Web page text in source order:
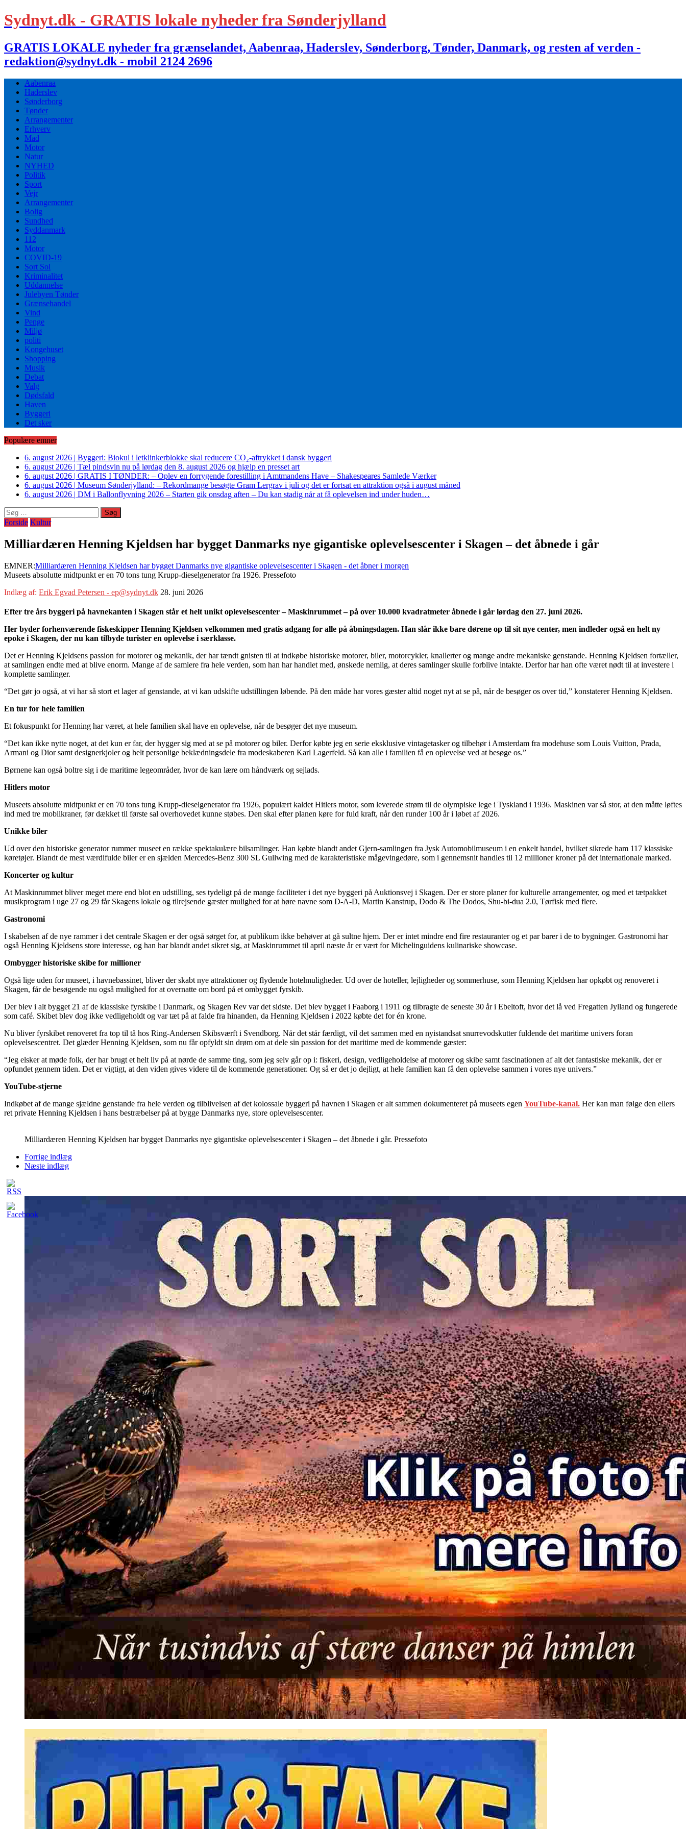
Sydnyt.dk - GRATIS lokale nyheder fra Sønderjylland
GRATIS LOKALE nyheder fra grænselandet, Aabenraa, Haderslev, Sønderborg, Tønder, Danmark, og resten af verden -
redaktion@sydnyt.dk - mobil 2124 2696
Aabenraa
Haderslev
Sønderborg
Tønder
Arrangementer
Erhverv
Mad
Motor
Natur
NYHED
Politik
Sport
Vejr
Arrangementer
Bolig
Sundhed
Syddanmark
112
Motor
COVID-19
Sort Sol
Kriminalitet
Uddannelse
Julebyen Tønder
Grænsehandel
Vind
Penge
Miljø
politi
Kongehuset
Shopping
Musik
Debat
Valg
Dødsfald
Haven
Byggeri
Det sker
Populære emner
6. august 2026 | Byggeri: Biokul i letklinkerblokke skal reducere CO₂-aftrykket i dansk byggeri
6. august 2026 | Tæl pindsvin nu på lørdag den 8. august 2026 og hjælp en presset art
6. august 2026 | GRATIS I TØNDER: – Oplev en forrygende forestilling i Amtmandens Have – Shakespeares Samlede Værker
6. august 2026 | Museum Sønderjylland: – Rekordmange besøgte Gram Lergrav i juli og det er fortsat en attraktion også i august måned
6. august 2026 | DM i Ballonflyvning 2026 – Starten gik onsdag aften – Du kan stadig når at få oplevelsen ind under huden…
Søg
efter:
Forside Kultur
Milliardæren Henning Kjeldsen har bygget Danmarks nye gigantiske oplevelsescenter i Skagen – det åbnede i går
EMNER:Milliardæren Henning Kjeldsen har bygget Danmarks nye gigantiske oplevelsescenter i Skagen - det åbner i morgen
Museets absolutte midtpunkt er en 70 tons tung Krupp-dieselgenerator fra 1926. Pressefoto
Indlæg af: Erik Egvad Petersen - ep@sydnyt.dk 28. juni 2026
Efter tre års byggeri på havnekanten i Skagen står et helt unikt oplevelsescenter – Maskinrummet – på over 10.000 kvadratmeter åbnede i går lørdag den 27. juni 2026.
Her byder forhenværende fiskeskipper Henning Kjeldsen velkommen med gratis adgang for alle på åbningsdagen. Han slår ikke bare dørene op til sit nye center, men indleder også en helt ny
epoke i Skagen, der nu kan tilbyde turister en oplevelse i særklasse.
Det er Henning Kjeldsens passion for motorer og mekanik, der har tændt gnisten til at indkøbe historiske motorer, biler, motorcykler, knallerter og mange andre mekaniske genstande. Henning Kjeldsen fortæller,
at samlingen endte med at blive enorm. Mange af de samlere fra hele verden, som han har handlet med, ønskede nemlig, at deres samlinger skulle forblive intakte. Derfor har han ofte været nødt til at investere i
komplette samlinger.
“Det gør jo også, at vi har så stort et lager af genstande, at vi kan udskifte udstillingen løbende. På den måde har vores gæster altid noget nyt at se på, når de besøger os over tid,” konstaterer Henning Kjeldsen.
En tur for hele familien
Et fokuspunkt for Henning har været, at hele familien skal have en oplevelse, når de besøger det nye museum.
“Det kan ikke nytte noget, at det kun er far, der hygger sig med at se på motorer og biler. Derfor købte jeg en serie eksklusive vintagetasker og tilbehør i Amsterdam fra modehuse som Louis Vuitton, Prada,
Armani og Dior samt designerkjoler og helt personlige beklædningsdele fra modeskaberen Karl Lagerfeld. Så kan alle i familien få en oplevelse ved at besøge os.”
Børnene kan også boltre sig i de maritime legeområder, hvor de kan lære om håndværk og sejlads.
Hitlers motor
Museets absolutte midtpunkt er en 70 tons tung Krupp-dieselgenerator fra 1926, populært kaldet Hitlers motor, som leverede strøm til de olympiske lege i Tyskland i 1936. Maskinen var så stor, at den måtte løftes
ind med tre mobilkraner, før dækket til første sal overhovedet kunne støbes. Den skal efter planen køre for fuld kraft, når den runder 100 år i løbet af 2026.
Unikke biler
Ud over den historiske generator rummer museet en række spektakulære bilsamlinger. Han købte blandt andet Gjern-samlingen fra Jysk Automobilmuseum i en enkelt handel, hvilket sikrede ham 117 klassiske
køretøjer. Blandt de mest værdifulde biler er en sjælden Mercedes-Benz 300 SL Gullwing med de karakteristiske mågevingedøre, som i gennemsnit handles til 12 millioner kroner på det internationale marked.
Koncerter og kultur
At Maskinrummet bliver meget mere end blot en udstilling, ses tydeligt på de mange faciliteter i det nye byggeri på Auktionsvej i Skagen. Der er store planer for kulturelle arrangementer, og med et tætpakket
musikprogram i uge 27 og 29 får Skagens lokale og tilrejsende gæster mulighed for at høre navne som D-A-D, Martin Kanstrup, Dodo & The Dodos, Shu-bi-dua 2.0, Tørfisk med flere.
Gastronomi
I skabelsen af de nye rammer i det centrale Skagen er der også sørget for, at publikum ikke behøver at gå sultne hjem. Der er intet mindre end fire restauranter og et par barer i de to bygninger. Gastronomi har
også Henning Kjeldsens store interesse, og han har blandt andet sikret sig, at Maskinrummet til april næste år er vært for Michelinguidens kulinariske showcase.
Ombygger historiske skibe for millioner
Også lige uden for museet, i havnebassinet, bliver der skabt nye attraktioner og flydende hotelmuligheder. Ud over de hoteller, lejligheder og sommerhuse, som Henning Kjeldsen har opkøbt og renoveret i
Skagen, får de besøgende nu også mulighed for at overnatte om bord på et ombygget fyrskib.
Der blev i alt bygget 21 af de klassiske fyrskibe i Danmark, og Skagen Rev var det sidste. Det blev bygget i Faaborg i 1911 og tilbragte de seneste 30 år i Ebeltoft, hvor det lå ved Fregatten Jylland og fungerede
som café. Skibet blev dog ikke vedligeholdt og var tæt på at falde fra hinanden, da Henning Kjeldsen i 2022 købte det for én krone.
Nu bliver fyrskibet renoveret fra top til tå hos Ring-Andersen Skibsværft i Svendborg. Når det står færdigt, vil det sammen med en nyistandsat snurrevodskutter fuldende det maritime univers foran
oplevelsescentret. Det glæder Henning Kjeldsen, som nu får opfyldt sin drøm om at dele sin passion for det maritime med de kommende gæster:
“Jeg elsker at møde folk, der har brugt et helt liv på at nørde de samme ting, som jeg selv går op i: fiskeri, design, vedligeholdelse af motorer og skibe samt fascinationen af alt det fantastiske mekanik, der er
opfundet gennem tiden. Det er vigtigt, at den viden gives videre til de kommende generationer. Og så er det jo dejligt, at hele familien kan få den oplevelse sammen i vores nye univers.”
YouTube-stjerne
Indkøbet af de mange sjældne genstande fra hele verden og tilblivelsen af det kolossale byggeri på havnen i Skagen er alt sammen dokumenteret på museets egen YouTube-kanal. Her kan man følge den ellers
ret private Henning Kjeldsen i hans bestræbelser på at bygge Danmarks nye, store oplevelsescenter.
Milliardæren Henning Kjeldsen har bygget Danmarks nye gigantiske oplevelsescenter i Skagen – det åbnede i går. Pressefoto
Forrige indlæg
Næste indlæg